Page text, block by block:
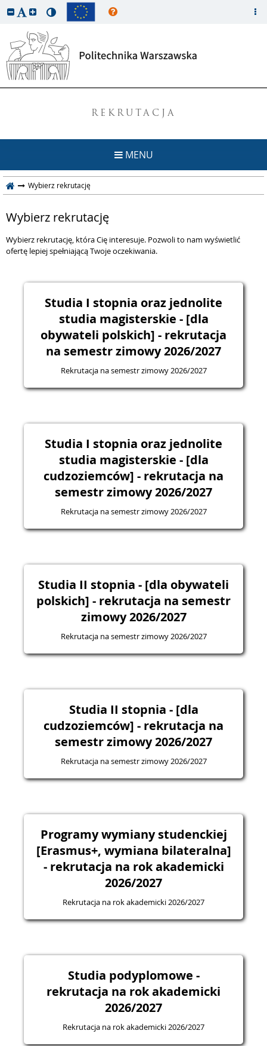
REKRUTACJA
MENU
Wybierz rekrutację
Wybierz rekrutację
Wybierz rekrutację, która Cię interesuje. Pozwoli to nam wyświetlić
ofertę lepiej spełniającą Twoje oczekiwania.
Studia I stopnia oraz jednolite
studia magisterskie - [dla
obywateli polskich] - rekrutacja
na semestr zimowy 2026/2027
Rekrutacja na semestr zimowy 2026/2027
Studia I stopnia oraz jednolite
studia magisterskie - [dla
cudzoziemców] - rekrutacja na
semestr zimowy 2026/2027
Rekrutacja na semestr zimowy 2026/2027
Studia II stopnia - [dla obywateli
polskich] - rekrutacja na semestr
zimowy 2026/2027
Rekrutacja na semestr zimowy 2026/2027
Studia II stopnia - [dla
cudzoziemców] - rekrutacja na
semestr zimowy 2026/2027
Rekrutacja na semestr zimowy 2026/2027
Programy wymiany studenckiej
[Erasmus+, wymiana bilateralna]
- rekrutacja na rok akademicki
2026/2027
Rekrutacja na rok akademicki 2026/2027
Studia podyplomowe -
rekrutacja na rok akademicki
2026/2027
Rekrutacja na rok akademicki 2026/2027